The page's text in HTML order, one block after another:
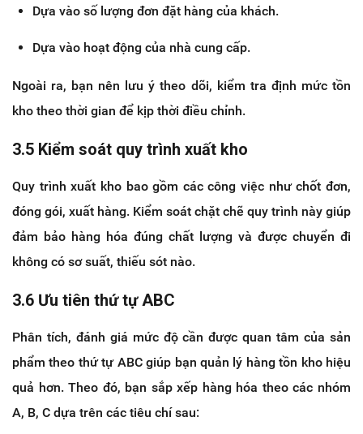
Dựa vào số lượng đơn đặt hàng của khách.
Dựa vào hoạt động của nhà cung cấp.
Ngoài ra, bạn nên lưu ý theo dõi, kiểm tra định mức tồn
kho theo thời gian để kịp thời điều chỉnh.
3.5 Kiểm soát quy trình xuất kho
Quy trình xuất kho bao gồm các công việc như chốt đơn,
đóng gói, xuất hàng. Kiểm soát chặt chẽ quy trình này giúp
đảm bảo hàng hóa đúng chất lượng và được chuyển đi
không có sơ suất, thiếu sót nào.
3.6 Ưu tiên thứ tự ABC
Phân tích, đánh giá mức độ cần được quan tâm của sản
phẩm theo thứ tự ABC giúp bạn quản lý hàng tồn kho hiệu
quả hơn. Theo đó, bạn sắp xếp hàng hóa theo các nhóm
A, B, C dựa trên các tiêu chí sau: